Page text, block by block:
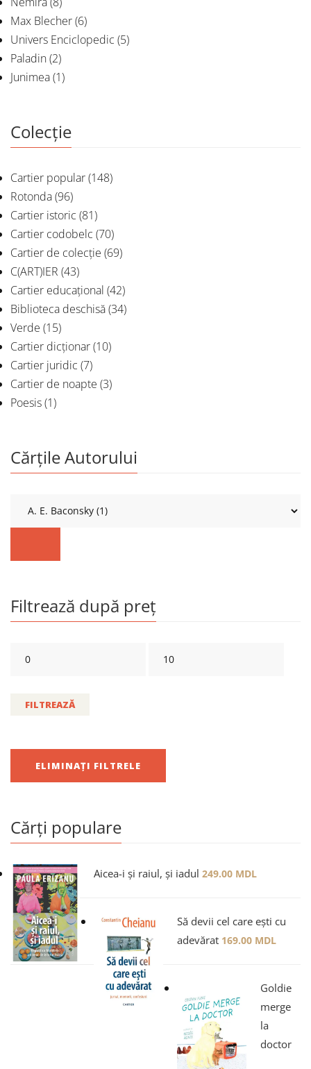
Max Blecher(6)
Univers Enciclopedic (5)
Paladin(2)
Junimea(1)
Colecție
Cartier popular(148)
Rotonda(96)
Cartier istoric (81)
Cartier codobelc (70)
Cartier de colecție (69)
C(ART)IER (43)
Cartier educațional (42)
Biblioteca deschisă(34)
Verde (15)
Cartier dicționar(10)
Cartier juridic (7)
Cartier de noapte (3)
Poesis(1)
Cărțile Autorului
Filtrează după preț
FILTREAZĂ
ELIMINAȚI FILTRELE
Cărți populare
Aicea-i și raiul, și iadul 249.00 MDL
Să devii cel care ești cu
adevărat 169.00 MDL
Goldie
merge
la
doctor